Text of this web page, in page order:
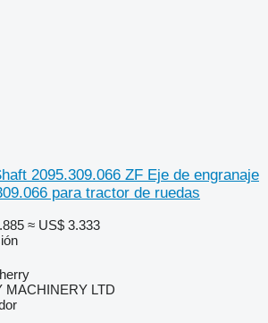
2095.309.066 ZF Eje de engranaje
para tractor de ruedas
≈ US$ 3.333
LTD